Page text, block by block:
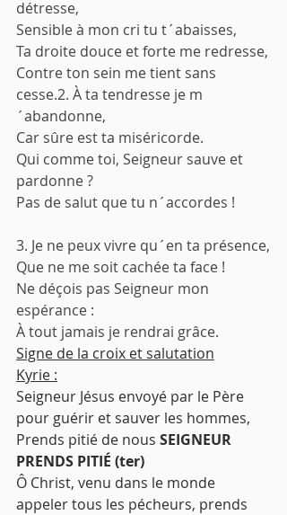
détresse,
Sensible à mon cri tu t´abaisses,
Ta droite douce et forte me redresse,
Contre ton sein me tient sans
cesse.2. À ta tendresse je m
´abandonne,
Car sûre est ta miséricorde.
Qui comme toi, Seigneur sauve et
pardonne ?
Pas de salut que tu n´accordes !
3. Je ne peux vivre qu´en ta présence,
Que ne me soit cachée ta face !
Ne déçois pas Seigneur mon
espérance :
À tout jamais je rendrai grâce.
Signe de la croix et salutation
Kyrie :
Seigneur Jésus envoyé par le Père
pour guérir et sauver les hommes,
Prends pitié de nous SEIGNEUR
PRENDS PITIÉ (ter)
Ô Christ, venu dans le monde
appeler tous les pécheurs, prends